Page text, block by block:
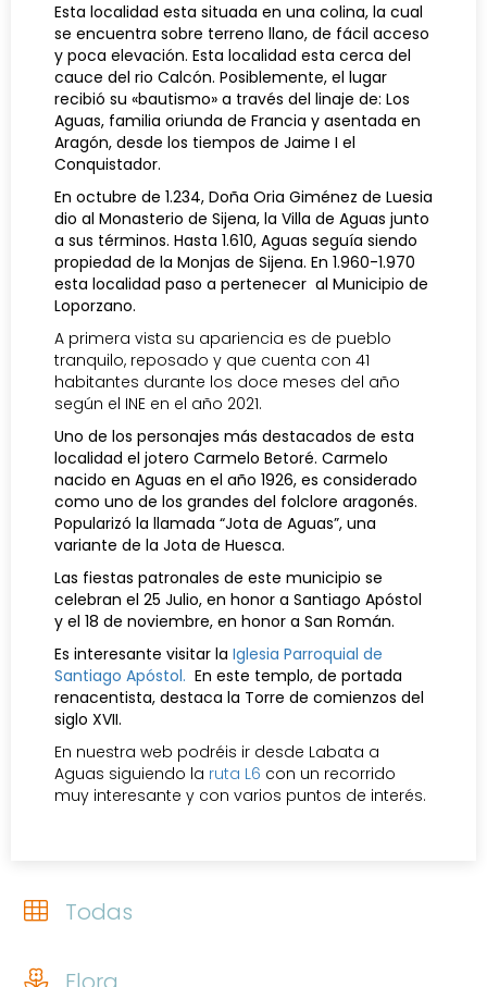
Esta localidad esta situada en una colina, la cual
se encuentra sobre terreno llano, de fácil acceso
y poca elevación. Esta localidad esta cerca del
cauce del rio Calcón. Posiblemente, el lugar
recibió su «bautismo» a través del linaje de: Los
Aguas, familia oriunda de Francia y asentada en
Aragón, desde los tiempos de Jaime I el
Conquistador.
En octubre de 1.234, Doña Oria Giménez de Luesia
dio al Monasterio de Sijena, la Villa de Aguas junto
a sus términos. Hasta 1.610, Aguas seguía siendo
propiedad de la Monjas de Sijena. En 1.960-1.970
esta localidad paso a pertenecer al Municipio de
Loporzano.
A primera vista su apariencia es de pueblo
tranquilo, reposado y que cuenta con 41
habitantes durante los doce meses del año
según el INE en el año 2021.
Uno de los personajes más destacados de esta
localidad el jotero Carmelo Betoré. Carmelo
nacido en Aguas en el año 1926, es considerado
como uno de los grandes del folclore aragonés.
Popularizó la llamada “Jota de Aguas”, una
variante de la Jota de Huesca.
Las fiestas patronales de este municipio se
celebran el 25 Julio, en honor a Santiago Apóstol
y el 18 de noviembre, en honor a San Román.
Es interesante visitar la Iglesia Parroquial de
Santiago Apóstol. En este templo, de portada
renacentista, destaca la Torre de comienzos del
siglo XVII.
En nuestra web podréis ir desde Labata a
Aguas siguiendo la ruta L6 con un recorrido
muy interesante y con varios puntos de interés.
Todas